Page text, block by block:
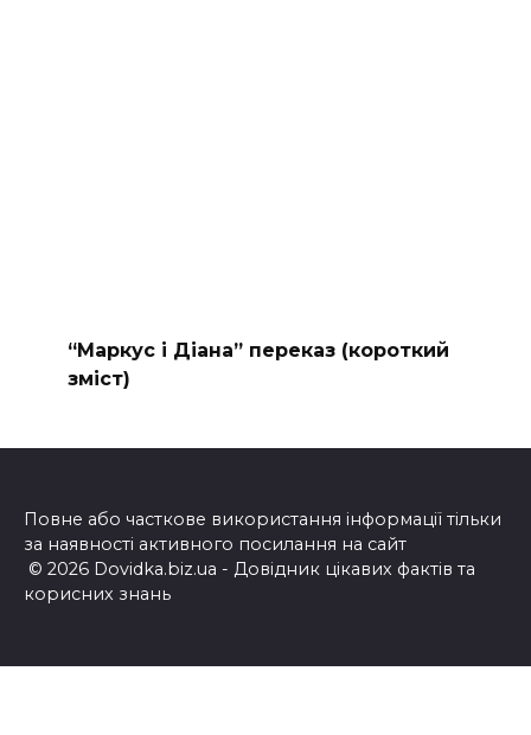
“Маркус і Діана” переказ (короткий
зміст)
Повне або часткове використання інформації тільки
за наявності активного посилання на сайт
© 2026 Dovidka.biz.ua - Довідник цікавих фактів та
корисних знань